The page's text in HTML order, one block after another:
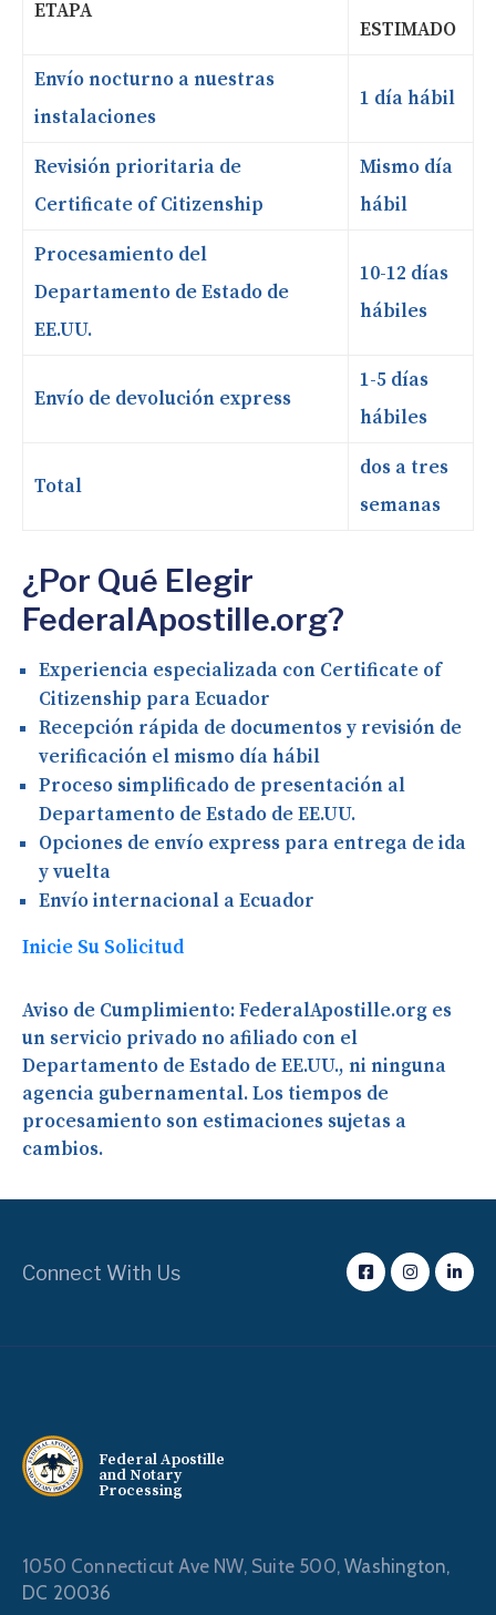
ETAPA
ESTIMADO
Envío nocturno a nuestras
instalaciones
1 día hábil
Revisión prioritaria de
Certificate of Citizenship
Mismo día
hábil
Procesamiento del
Departamento de Estado de
EE.UU.
10-12 días
hábiles
Envío de devolución express
1-5 días
hábiles
Total
dos a tres
semanas
¿Por Qué Elegir
FederalApostille.org?
Experiencia especializada con Certificate of
Citizenship para Ecuador
Recepción rápida de documentos y revisión de
verificación el mismo día hábil
Proceso simplificado de presentación al
Departamento de Estado de EE.UU.
Opciones de envío express para entrega de ida
y vuelta
Envío internacional a Ecuador
Inicie Su Solicitud
Aviso de Cumplimiento:FederalApostille.org es
un servicio privado no afiliado con el
Departamento de Estado de EE.UU., ni ninguna
agencia gubernamental. Los tiempos de
procesamiento son estimaciones sujetas a
cambios.
Connect With Us
Federal Apostille
and Notary
Processing
1050 Connecticut Ave NW, Suite 500,Washington,
DC 20036